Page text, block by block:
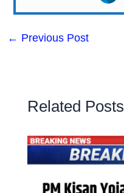
← Previous Post
Related Posts